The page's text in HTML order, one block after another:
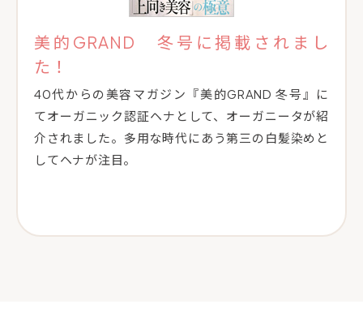
美的GRAND 冬号に掲載されまし
た！
40代からの美容マガジン『美的GRAND 冬号』に
てオーガニック認証ヘナとして、オーガニータが紹
介されました。多用な時代にあう第三の白髪染めと
してヘナが注目。